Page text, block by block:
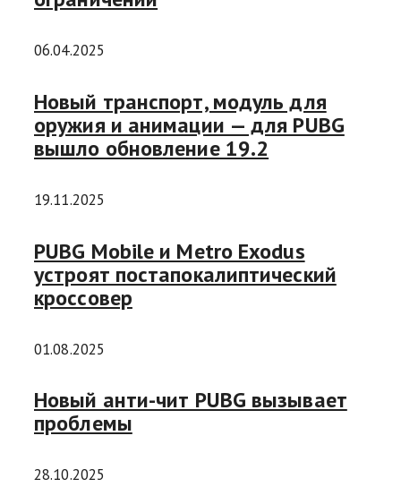
06.04.2025
Новый транспорт, модуль для
оружия и анимации — для PUBG
вышло обновление 19.2
19.11.2025
PUBG Mobile и Metro Exodus
устроят постапокалиптический
кроссовер
01.08.2025
Новый анти-чит PUBG вызывает
проблемы
28.10.2025